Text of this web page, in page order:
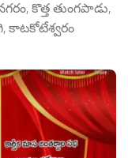
కొత్త తుంగపాడు,
కాటకోటేశ్వరం